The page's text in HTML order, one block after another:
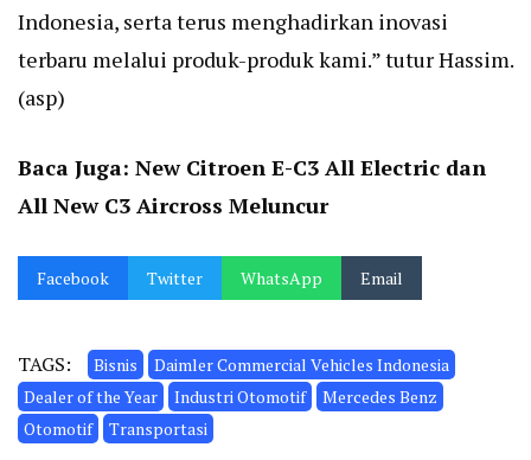
Indonesia, serta terus menghadirkan inovasi
terbaru melalui produk-produk kami.” tutur Hassim.
(asp)
Baca Juga: New Citroen E-C3 All Electric dan
All New C3 Aircross Meluncur
Facebook Twitter WhatsApp Email
TAGS: Bisnis
Daimler Commercial Vehicles Indonesia
Dealer of the Year
Industri Otomotif
Mercedes Benz
Otomotif
Transportasi